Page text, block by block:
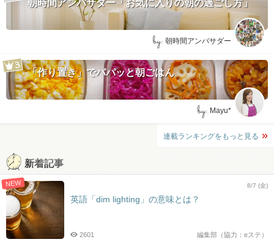
朝時間アンバサダー「お気に入りの朝の過ごし方」
by: 朝時間アンバサダー
「作り置き」でパパッと朝ごはん
by: Mayu*
連載ランキングをもっと見る
新着記事
NEW 8/7 (金)
英語「dim lighting」の意味とは？
編集部（協力：eステ）
2601